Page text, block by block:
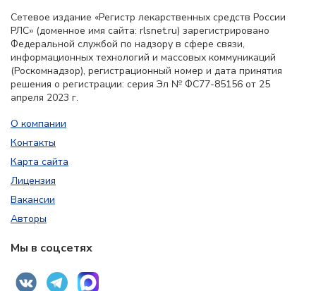
Сетевое издание «Регистр лекарственных средств России
РЛС» (доменное имя сайта: rlsnet.ru) зарегистрировано
Федеральной службой по надзору в сфере связи,
информационных технологий и массовых коммуникаций
(Роскомнадзор), регистрационный номер и дата принятия
решения о регистрации: серия Эл № ФС77-85156 от 25
апреля 2023 г.
О компании
Контакты
Карта сайта
Лицензия
Вакансии
Авторы
Мы в соцсетях